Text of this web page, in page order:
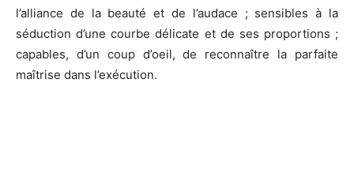
l’alliance de la beauté et de l’audace ; sensibles à la
séduction d’une courbe délicate et de ses proportions ;
capables, d’un coup d’oeil, de reconnaître la parfaite
maîtrise dans l’exécution.